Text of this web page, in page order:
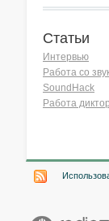
Статьи
Интервью
Работа со
SoundHack
Работа